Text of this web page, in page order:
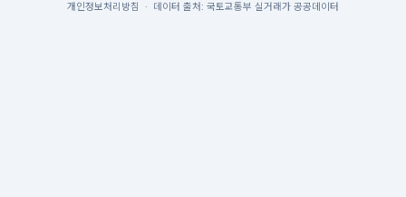
개인정보처리방침
· 데이터 출처: 국토교통부 실거래가 공공데이터